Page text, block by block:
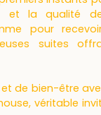
et la qualité
pour
suites
de bien-être
véritable